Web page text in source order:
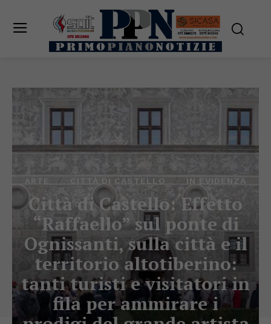
ARTE CITTÀ DI CASTELLO IN EVIDENZA
Città di Castello: Effetto
“Raffaello” sul ponte di
Ognissanti, sulla città e il
territorio altotiberino:
tanti turisti e visitatori in
fila per ammirare i